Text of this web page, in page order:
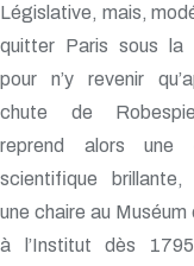
Législative, mais,
quitter Paris sous la
pour n’y revenir
chute de
reprend alors une
scientifique brillante,
une chaire au Muséum
à l’Institut dès